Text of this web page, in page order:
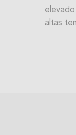
altas